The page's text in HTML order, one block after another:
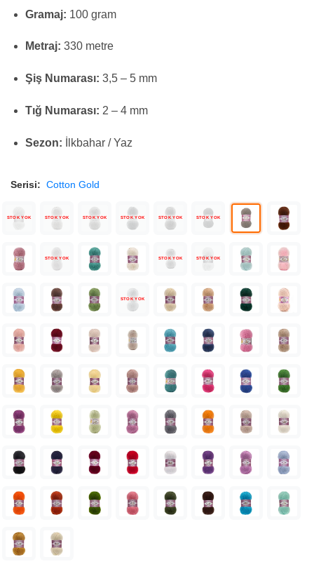
Gramaj: 100 gram
Metraj: 330 metre
Şiş Numarası: 3,5 – 5 mm
Tığ Numarası: 2 – 4 mm
Sezon: İlkbahar / Yaz
Serisi: Cotton Gold
STOK YOK STOK YOK STOK YOK STOK YOK STOK YOK STOK YOK
STOK YOK STOK YOK STOK YOK
STOK YOK